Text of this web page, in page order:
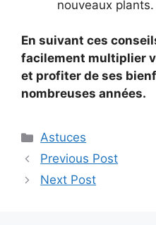
nouveaux plants.
En suivant ces
facilement multiplier
et profiter de ses
nombreuses années.
Categories
Astuces
Previous Post
Next Post